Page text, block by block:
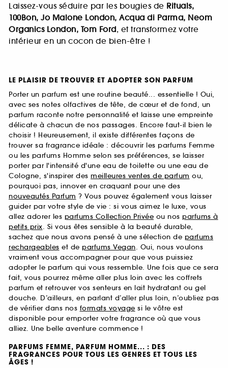
Laissez-vous séduire par les bougies de Rituals,
100Bon, Jo Malone London, Acqua di Parma, Neom
Organics London, Tom Ford, et transformez votre
intérieur en un cocon de bien-être !
LE PLAISIR DE TROUVER ET ADOPTER SON PARFUM
Porter un parfum est une routine beauté... essentielle ! Oui,
avec ses notes olfactives de tête, de cœur et de fond, un
parfum raconte notre personnalité et laisse une empreinte
délicate à chacun de nos passages. Encore faut-il bien le
choisir ! Heureusement, il existe différentes façons de
trouver sa fragrance idéale : découvrir les parfums Femme
ou les parfums Homme selon ses préférences, se laisser
porter par l'intensité d'une eau de toilette ou une eau de
Cologne, s'inspirer des meilleures ventes de parfum ou,
pourquoi pas, innover en craquant pour une des
nouveautés Parfum ? Vous pouvez également vous laisser
guider par votre style de vie : si vous aimez le luxe, vous
allez adorer les parfums Collection Privée ou nos parfums à
petits prix. Si vous êtes sensible à la beauté durable,
sachez que nous avons pensé à une sélection de parfums
rechargeables et de parfums Vegan. Oui, nous voulons
vraiment vous accompagner pour que vous puissiez
adopter le parfum qui vous ressemble. Une fois que ce sera
fait, vous pourrez même aller plus loin avec les coffrets
parfum et retrouver vos senteurs en lait hydratant ou gel
douche. D’ailleurs, en parlant d’aller plus loin, n’oubliez pas
de vérifier dans nos formats voyage si le vôtre est
disponible pour emporter votre fragrance où que vous
alliez. Une belle aventure commence !
PARFUMS FEMME, PARFUM HOMME... : DES
FRAGRANCES POUR TOUS LES GENRES ET TOUS LES
ÂGES !